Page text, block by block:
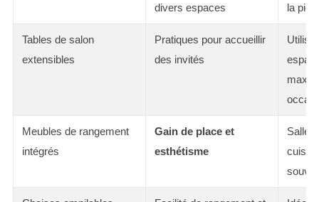
divers espaces
la
Tables de salon
extensibles
Pratiques pour accueillir
des invités
Meubles de rangement
intégrés
Gain de place et
esthétisme
Salles